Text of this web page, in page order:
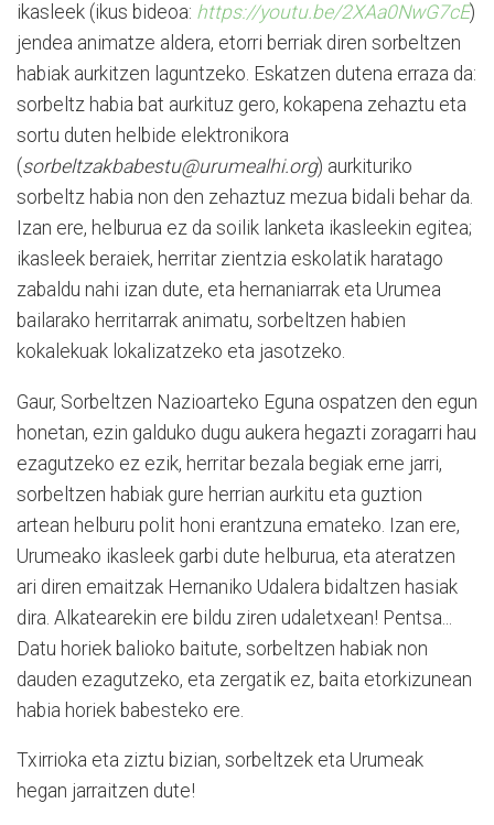
ikasleek (ikus bideoa: https://youtu.be/2XAa0NwG7cE)
jendea animatze aldera, etorri berriak diren sorbeltzen
habiak aurkitzen laguntzeko. Eskatzen dutena erraza da:
sorbeltz habia bat aurkituz gero, kokapena zehaztu eta
sortu duten helbide elektronikora
(sorbeltzakbabestu@urumealhi.org) aurkituriko
sorbeltz habia non den zehaztuz mezua bidali behar da.
Izan ere, helburua ez da soilik lanketa ikasleekin egitea;
ikasleek beraiek, herritar zientzia eskolatik haratago
zabaldu nahi izan dute, eta hernaniarrak eta Urumea
bailarako herritarrak animatu, sorbeltzen habien
kokalekuak lokalizatzeko eta jasotzeko.
Gaur, Sorbeltzen Nazioarteko Eguna ospatzen den egun
honetan, ezin galduko dugu aukera hegazti zoragarri hau
ezagutzeko ez ezik, herritar bezala begiak erne jarri,
sorbeltzen habiak gure herrian aurkitu eta guztion
artean helburu polit honi erantzuna emateko. Izan ere,
Urumeako ikasleek garbi dute helburua, eta ateratzen
ari diren emaitzak Hernaniko Udalera bidaltzen hasiak
dira. Alkatearekin ere bildu ziren udaletxean! Pentsa...
Datu horiek balioko baitute, sorbeltzen habiak non
dauden ezagutzeko, eta zergatik ez, baita etorkizunean
habia horiek babesteko ere.
Txirrioka eta ziztu bizian, sorbeltzek eta Urumeak
hegan jarraitzen dute!